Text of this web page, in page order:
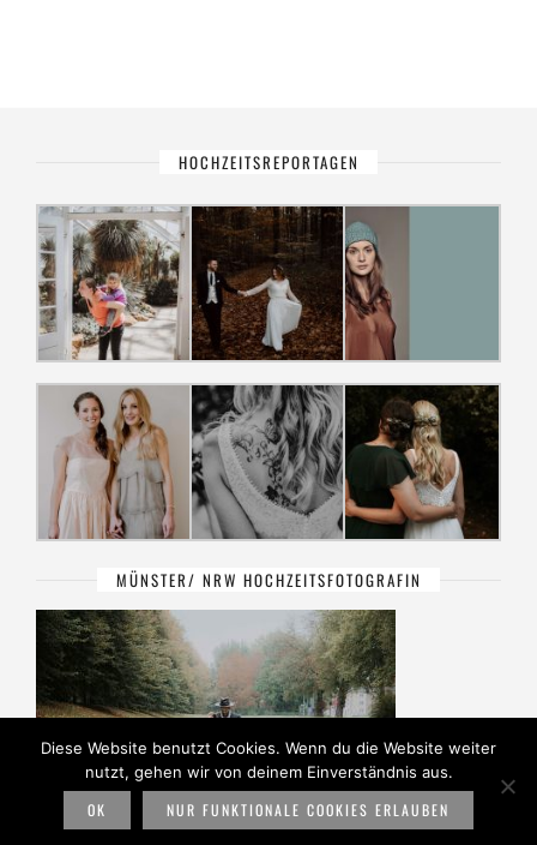
HOCHZEITSREPORTAGEN
MÜNSTER/ NRW HOCHZEITSFOTOGRAFIN
Diese Website benutzt Cookies. Wenn du die Website weiter
nutzt, gehen wir von deinem Einverständnis aus.
OK NUR FUNKTIONALE COOKIES ERLAUBEN